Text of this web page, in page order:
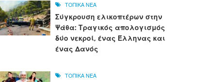
ΤΟΠΙΚΑ ΝΕΑ
Σύγκρουση ελικοπτέρων στην
Ψάθα: Τραγικός απολογισμός
δύο νεκροί, ένας Έλληνας και
ένας Δανός
ΤΟΠΙΚΑ ΝΕΑ